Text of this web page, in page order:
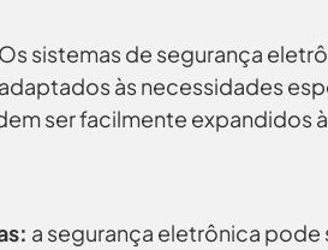
Os sistemas de segurança
às necessidades
ser facilmente expandidos
a segurança eletrônica pode